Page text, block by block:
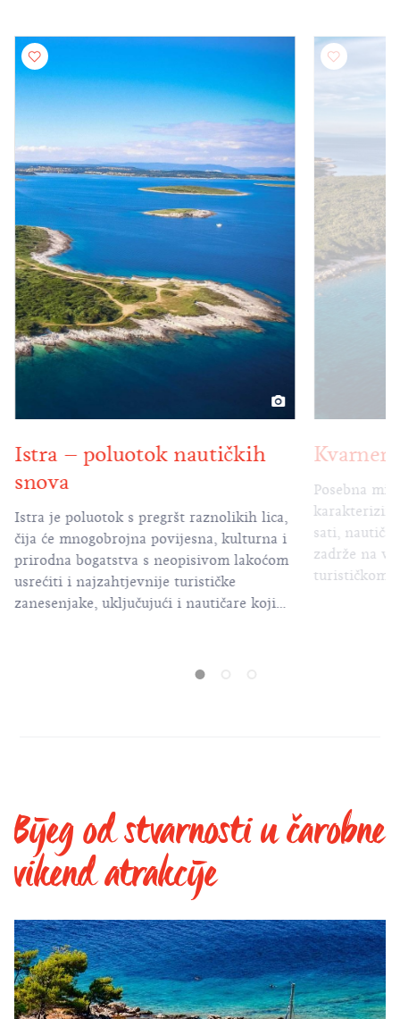
Kvarner – tulum za nautičare
Posebna mikroklima tog mjesta, koju
karakteriziraju utiha i velik broj sunčanih
sati, nautičare će natjerati i da se duže
zadrže na vezu u tom prelijepom
turističkom gradiću. Okolno kvarnersko
more najpoznatije je po otocima Krku,
upoznavajući nestvarnu moć prirode koja
Šibenik
U
najveći
Bijeg od stvarnosti u čarobne
vikend atrakcije